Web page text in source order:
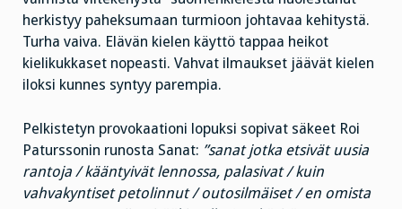
herkistyy paheksumaan turmioon johtavaa kehitystä.
Turha vaiva. Elävän kielen käyttö tappaa heikot
kielikukkaset nopeasti. Vahvat ilmaukset jäävät kielen
iloksi kunnes syntyy parempia.
Pelkistetyn provokaationi lopuksi sopivat säkeet Roi
Paturssonin runosta Sanat: ”sanat jotka etsivät uusia
rantoja / kääntyivät lennossa, palasivat / kuin
vahvakyntiset petolinnut / outosilmäiset / en omista